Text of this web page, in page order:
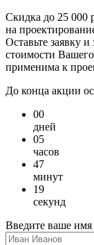
Скидка до 25 000
на
Оставьте заявку
стоимости
применима к
До конца акции
00
дней
05
часов
47
минут
19
секунд
Введите ваше имя